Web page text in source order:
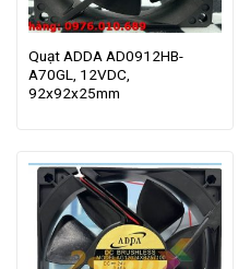
Quạt ADDA AD0912HB-
A70GL, 12VDC,
92x92x25mm